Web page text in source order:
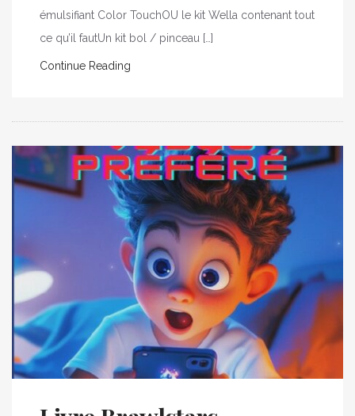
émulsifiant Color TouchOU le kit Wella contenant tout
ce qu’il fautUn kit bol / pinceau […]
Continue Reading